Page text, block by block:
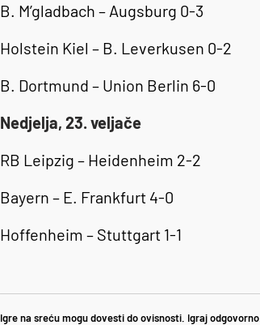
B. M’gladbach – Augsburg 0-3
Holstein Kiel – B. Leverkusen 0-2
B. Dortmund – Union Berlin 6-0
Nedjelja, 23. veljače
RB Leipzig – Heidenheim 2-2
Bayern – E. Frankfurt 4-0
Hoffenheim – Stuttgart 1-1
Igre na sreću mogu dovesti do ovisnosti. Igraj odgovorno.